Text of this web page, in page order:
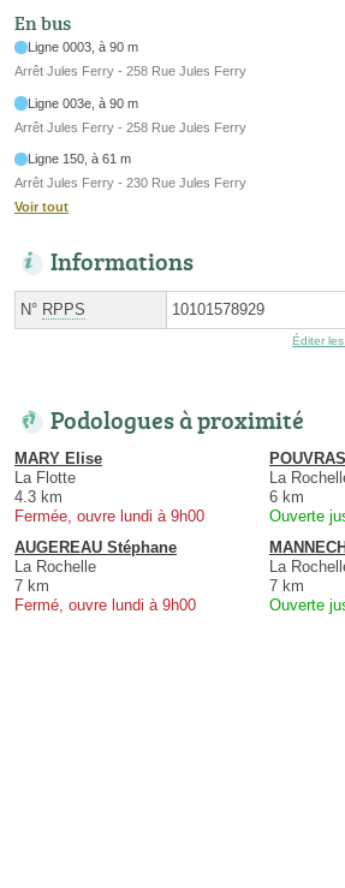
En bus
Ligne 0003, à 90 m
Arrêt Jules Ferry - 258 Rue Jules Ferry
Ligne 003e, à 90 m
Arrêt Jules Ferry - 258 Rue Jules Ferry
Ligne 150, à 61 m
Arrêt Jules Ferry - 230 Rue Jules Ferry
Voir tout
Informations
N° RPPS 10101578929
Éditer
Podologues à proximité
MARY Elise
La Flotte
4.3 km
Fermée, ouvre lundi à 9h00
La
6 km
Ouverte
AUGEREAU Stéphane
La Rochelle
7 km
Fermé, ouvre lundi à 9h00
La
7 km
Ouverte